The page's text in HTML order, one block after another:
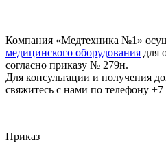
Компания «Медтехника №1»
медицинского оборудования для
согласно приказу № 279н.
Для консультации и получения
свяжитесь с нами по телефону
Приказ